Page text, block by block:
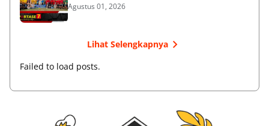
Agustus 01, 2026
Lihat Selengkapnya
Failed to load posts.